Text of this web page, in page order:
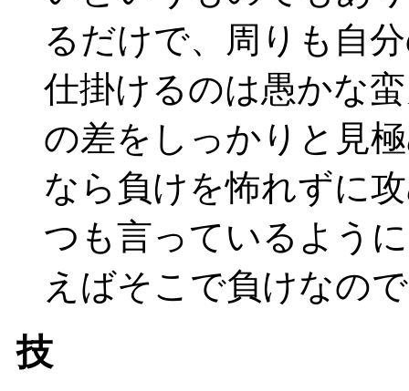
るだけで、周りも自
仕掛けるのは愚かな
の差をしっかりと見
なら負けを怖れずに
つも言っているよう
えばそこで負けなの
技